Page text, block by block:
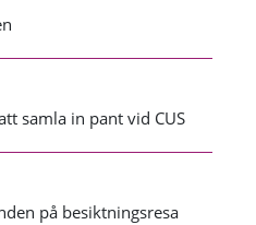
samla in pant vid CUS
på besiktningsresa